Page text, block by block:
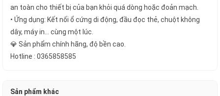
an toàn cho thiết bị của bạn khỏi quá dòng hoặc đoản mạch.
• Ứng dụng: Kết nối ổ cứng di động, đầu đọc thẻ, chuột không
dây, máy in... cùng một lúc.
💎 Sản phẩm chính hãng, độ bền cao.
Hotline : 0365858585
Sản phẩm khác